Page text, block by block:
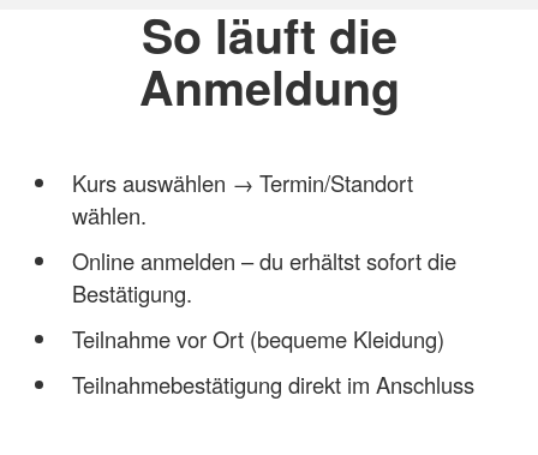
So läuft die
Anmeldung
Kurs auswählen → Termin/Standort
wählen.
Online anmelden – du erhältst sofort die
Bestätigung.
Teilnahme vor Ort (bequeme Kleidung)
Teilnahmebestätigung direkt im Anschluss